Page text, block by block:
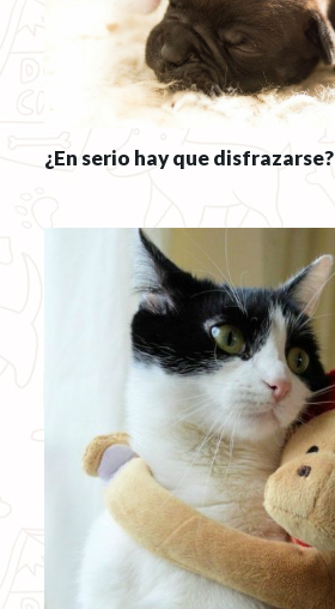
¿En serio hay que disfrazarse?